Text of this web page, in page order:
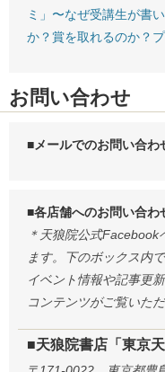
ミ」〜なぜ受講生が書
か？賞を取れるのか？
お問い合わせ
■メールでのお問い合わ
■各店舗へのお問い合わ
＊天狼院公式
ます。下のボックス内
イベント情報や記事更
コンテンツがご覧いた
■天狼院書店「東京天